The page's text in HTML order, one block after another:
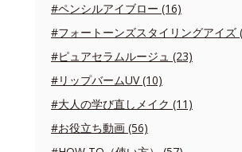
#ペンシルアイブロー (16)
#フォートーンズスタイリングアイズ
#ピュアセラムルージュ (23)
#リップバームUV (10)
#大人の学び直しメイク (11)
#お役立ち動画 (56)